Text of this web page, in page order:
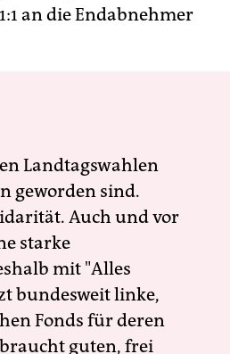
an die Endabnehmer
Landtagswahlen
geworden sind.
Auch und vor
starke
mit "Alles
bundesweit linke,
Fonds für deren
guten, frei